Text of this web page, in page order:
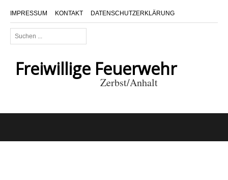
IMPRESSUM KONTAKT DATENSCHUTZERKLÄRUNG
Suchen
...
Freiwillige Feuerwehr
Zerbst/Anhalt